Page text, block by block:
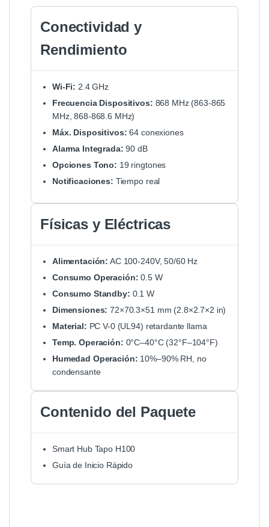
Conectividad y
Rendimiento
Wi-Fi: 2.4 GHz
Frecuencia Dispositivos: 868 MHz (863-865
MHz, 868-868.6 MHz)
Máx. Dispositivos: 64 conexiones
Alarma Integrada: 90 dB
Opciones Tono: 19 ringtones
Notificaciones: Tiempo real
Físicas y Eléctricas
Alimentación: AC 100-240V, 50/60 Hz
Consumo Operación: 0.5 W
Consumo Standby: 0.1 W
Dimensiones: 72×70.3×51 mm (2.8×2.7×2 in)
Material: PC V-0 (UL94) retardante llama
Temp. Operación: 0°C–40°C (32°F–104°F)
Humedad Operación: 10%–90% RH, no
condensante
Contenido del Paquete
Smart Hub Tapo H100
Guía de Inicio Rápido